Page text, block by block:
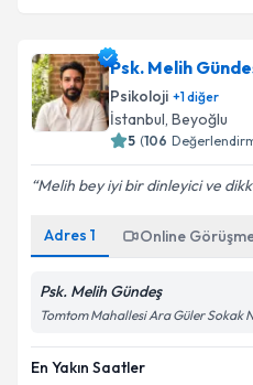
Psk. Melih
Psikoloji +1diğer
İstanbul, Beyoğlu
5 (106
Melih bey iyi bir dinleyici ve
Adres 1 Online
Psk. Melih Gündeş
Tomtom Mahallesi Ara Güler Sokak
En Yakın Saatler